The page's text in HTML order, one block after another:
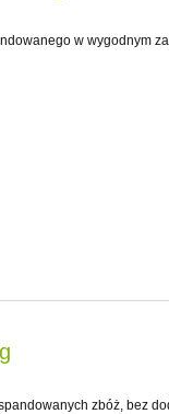
w wygodnym
zbóż, bez